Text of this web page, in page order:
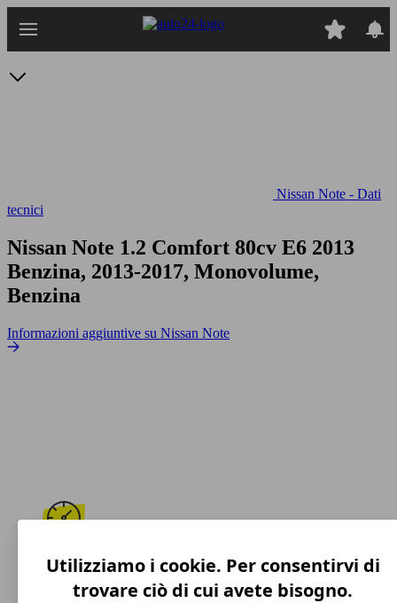
Nissan Note - Dati
tecnici
Nissan Note 1.2 Comfort 80cv E6 2013
Benzina, 2013-2017, Monovolume,
Benzina
Informazioni aggiuntive su Nissan Note
170 km/h
Velocità massima
Utilizziamo i cookie. Per consentirvi di
trovare ciò di cui avete bisogno.